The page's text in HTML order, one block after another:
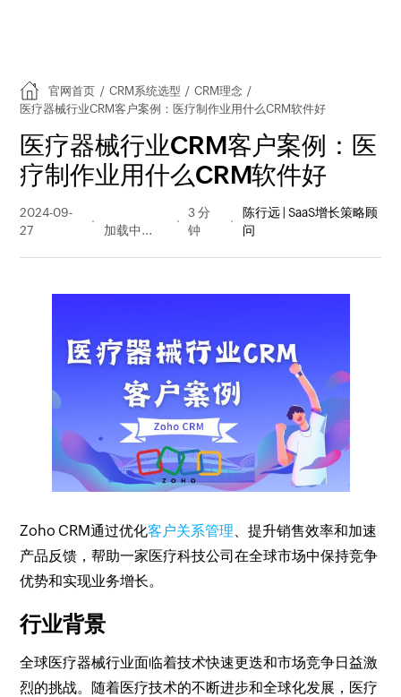
官网首页 / CRM系统选型 / CRM理念 /
医疗器械行业CRM客户案例：医疗制作业用什么CRM软件好
医疗器械行业CRM客户案例：医
疗制作业用什么CRM软件好
2024-09-
27
量
3 分
钟
陈行远 | SaaS增长策略顾
问
Zoho CRM通过优化客户关系管理、提升销售效率和加速
产品反馈，帮助一家医疗科技公司在全球市场中保持竞争
优势和实现业务增长。
行业背景
全球医疗器械行业面临着技术快速更迭和市场竞争日益激
烈的挑战。随着医疗技术的不断进步和全球化发展，医疗